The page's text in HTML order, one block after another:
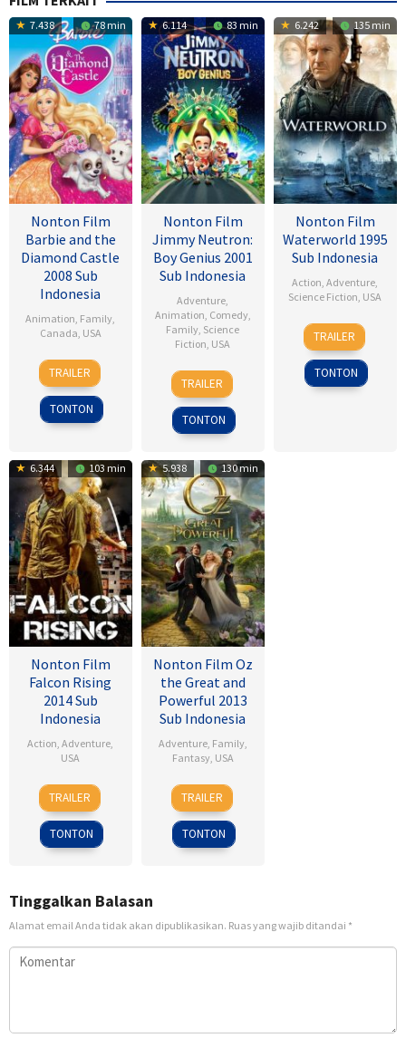
7.438 78 min
Nonton Film
Barbie and the
Diamond Castle
2008 Sub
Indonesia
Animation, Family,
Canada, USA
3
Sep
2008
Gino
Nichele
TRAILER
TONTON
6.114 83 min
Nonton Film
Jimmy Neutron:
Boy Genius 2001
Sub Indonesia
Adventure,
Animation, Comedy,
Family, Science
Fiction, USA
14
Dec
2001
John
A.
Davis
TRAILER
TONTON
6.242 135 min
Nonton Film
Waterworld 1995
Sub Indonesia
Action,Adventure,
Science Fiction, USA
28
Jul
1995
Kevin
Reynolds
TRAILER
TONTON
6.344 103 min
Nonton Film
Falcon Rising
2014 Sub
Indonesia
Action,Adventure,
USA
5
Sep
2014
Ernie
Barbarash
TRAILER
TONTON
5.938 130 min
Nonton Film Oz
the Great and
Powerful 2013
Sub Indonesia
Adventure, Family,
Fantasy, USA
7
Mar
2013
Sam
Raimi
TRAILER
TONTON
Tinggalkan Balasan
Alamat email Anda tidak akan dipublikasikan. Ruas yang wajib ditandai *